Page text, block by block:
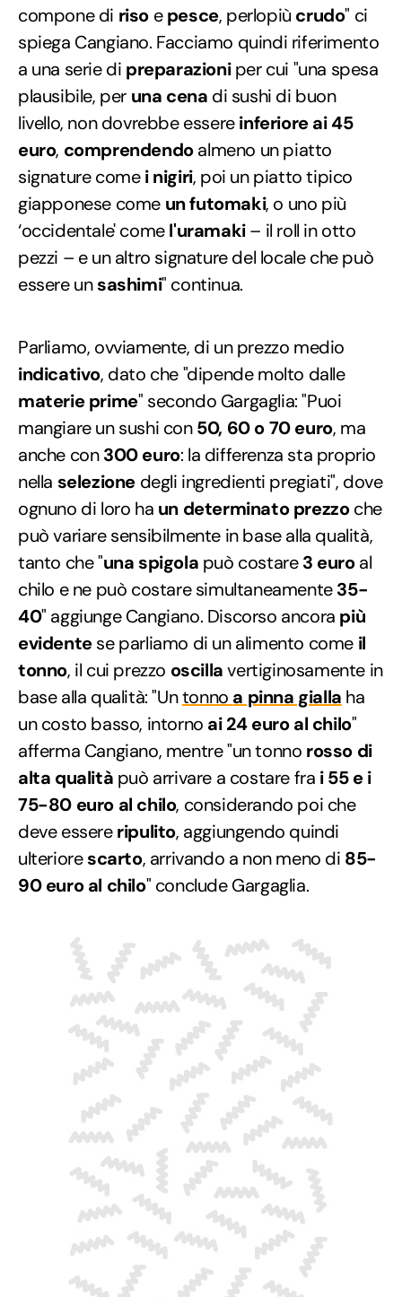
compone di riso epesce, perlopiù crudo" ci
spiega Cangiano. Facciamo quindi riferimento
a una serie di preparazioniper cui "una spesa
plausibile, per una cena di sushi di buon
livello, non dovrebbe essereinferiore ai 45
euro, comprendendoalmeno un piatto
signature comei nigiri, poi un piatto tipico
giapponese come un futomaki, o uno più
‘occidentale' comel'uramaki– il roll in otto
pezzi – e un altro signature del locale che può
essere unsashimi" continua.
Parliamo, ovviamente, di un prezzo medio
indicativo, dato che "dipende molto dalle
materie prime" secondo Gargaglia: "Puoi
mangiare un sushi con50, 60 o 70 euro, ma
anche con300 euro: la differenza sta proprio
nella selezione degli ingredienti pregiati", dove
ognuno di loro ha un determinato prezzoche
può variare sensibilmente in base alla qualità,
tanto che "una spigola può costare3 euroal
chilo e ne può costare simultaneamente35-
40" aggiunge Cangiano. Discorso ancora più
evidentese parliamo di un alimento come il
tonno, il cui prezzo oscillavertiginosamente in
base alla qualità: "Untonno a pinna gialla ha
un costo basso, intorno ai 24 euro al chilo"
afferma Cangiano, mentre "un tonno rosso di
alta qualità può arrivare a costare fra i 55 e i
75-80 euro al chilo, considerando poi che
deve essereripulito, aggiungendo quindi
ulteriorescarto, arrivando a non meno di 85-
90 euro al chilo" conclude Gargaglia.